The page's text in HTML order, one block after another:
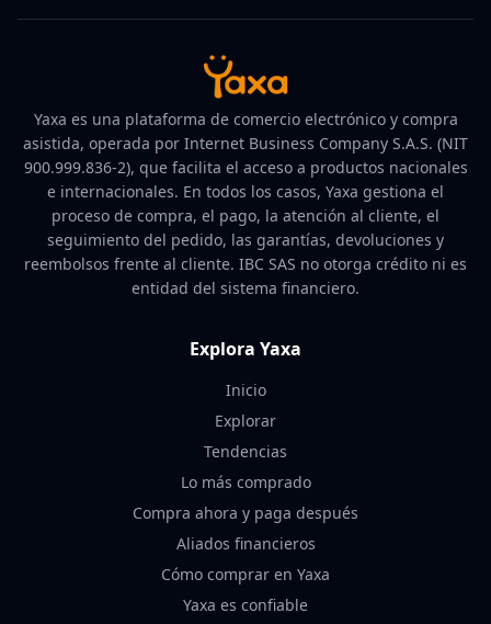
Yaxa es una plataforma de comercio electrónico y compra
asistida, operada por Internet Business Company S.A.S. (NIT
900.999.836-2), que facilita el acceso a productos nacionales
e internacionales. En todos los casos, Yaxa gestiona el
proceso de compra, el pago, la atención al cliente, el
seguimiento del pedido, las garantías, devoluciones y
reembolsos frente al cliente. IBC SAS no otorga crédito ni es
entidad del sistema financiero.
Explora Yaxa
Inicio
Explorar
Tendencias
Lo más comprado
Compra ahora y paga después
Aliados financieros
Cómo comprar en Yaxa
Yaxa es confiable